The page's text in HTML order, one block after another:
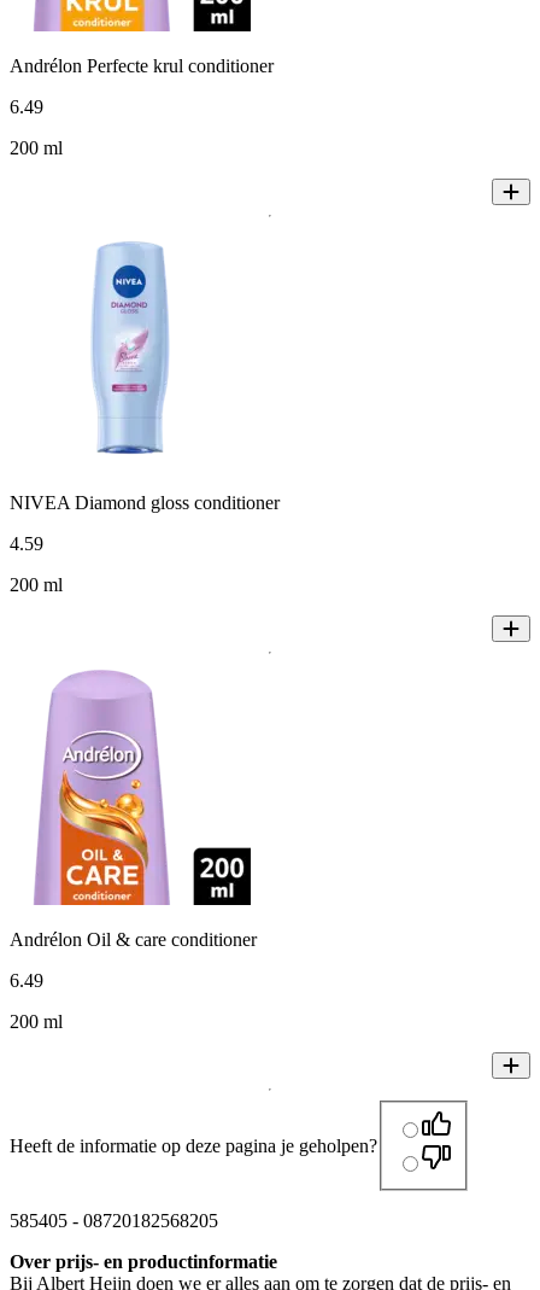
Andrélon Perfecte krul conditioner
6.49
200 ml
NIVEA Diamond gloss conditioner
4.59
200 ml
Andrélon Oil & care conditioner
6.49
200 ml
Heeft de informatie op deze pagina je geholpen?
585405 - 08720182568205
Over prijs- en productinformatie
Bij Albert Heijn doen we er alles aan om te zorgen dat de prijs- en